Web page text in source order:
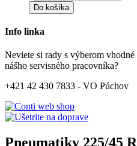
Do košíka
Info linka
Neviete si rady s výberom
nášho servisného pracovníka?
+421 42 430 7833 - VO Púchov
Pneumatiky 225/45